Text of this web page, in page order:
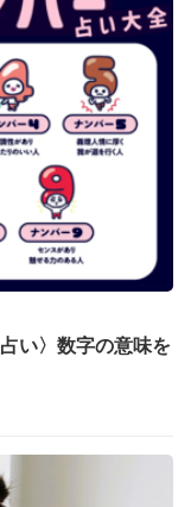
い〉数字の意味を